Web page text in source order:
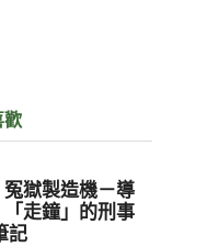
歡
獄製造機－導
走鐘」的刑事
記